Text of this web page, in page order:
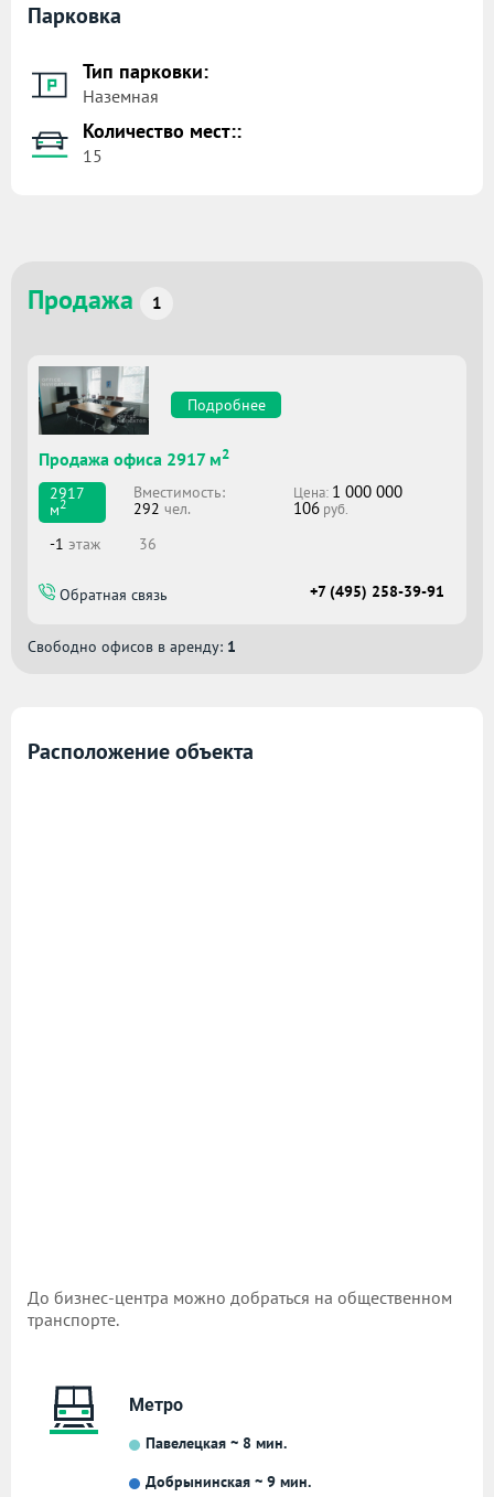
Парковка
Тип парковки:
Наземная
Количество мест::
15
Продажа 1
Подробнее
Продажа офиса 2917 м2
2917
м2
Вместимоcть:
292 чел.
Цена: 1 000 000
106 руб.
-1 этаж 36
Обратная связь +7 (495) 258-39-91
Свободно офисов в аренду: 1
Расположение объекта
До бизнес-центра можно добраться на общественном
транспорте.
Метро
Павелецкая ~ 8 мин.
Добрынинская ~ 9 мин.